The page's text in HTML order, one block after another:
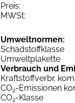
Preis:
MWSt:
Umweltnormen:
Schadstoffklasse
Umweltplakette
Verbrauch und
Kraftstoffverbr.
CO2-Emissionen
CO2-Klasse